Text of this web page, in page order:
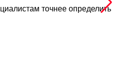
точнее определить